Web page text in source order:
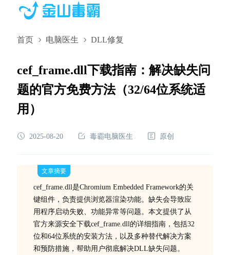
首页 电脑医生 DLL修复
cef_frame.dll下载指南：解决缺失问
题的官方免费方法（32/64位系统适
用）
2025-08-20 毒霸电脑医生 原创
文章摘要
cef_frame.dll是Chromium Embedded Framework的关
键组件，负责提供浏览器渲染功能。缺失会导致应
用程序启动失败、功能异常等问题。本文提供了从
官方来源安全下载cef_frame.dll的详细指南，包括32
位和64位系统的安装方法，以及多种替代解决方案
和预防措施，帮助用户彻底解决DLL缺失问题。